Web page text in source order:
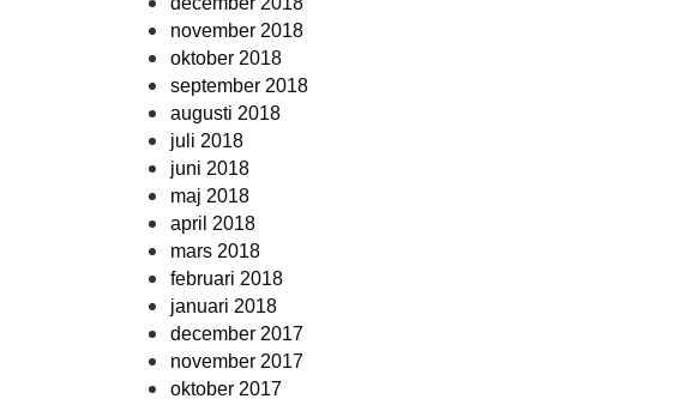
november 2018
oktober 2018
september 2018
augusti 2018
juli 2018
juni 2018
maj 2018
april 2018
mars 2018
februari 2018
januari 2018
december 2017
november 2017
oktober 2017